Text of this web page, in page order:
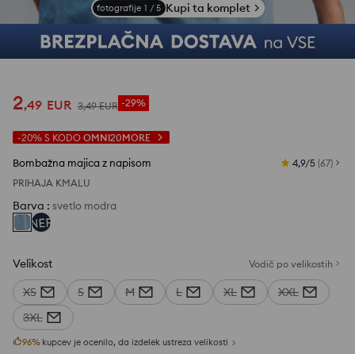
fotografije 1 / 5 Kupi ta komplet
2,49 EUR 3,49 EUR -29%
-20% S KODO OMNI20MORE
Bombažna majica z napisom 4,9/5 (67)
PRIHAJA KMALU
Barva : svetlo modra
Velikost Vodič po velikostih
XS S M L XL
XXL
3XL
96% kupcev je ocenilo, da izdelek ustreza velikosti